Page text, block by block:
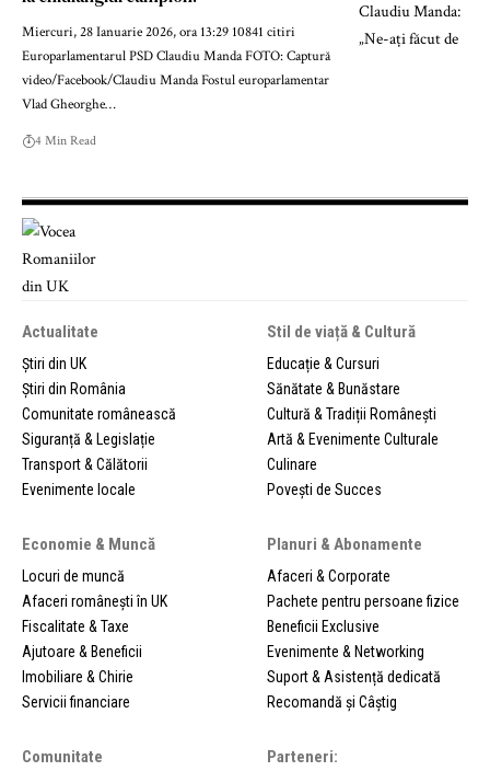
Miercuri, 28 Ianuarie 2026, ora 13:29 10841 citiri
Europarlamentarul PSD Claudiu Manda FOTO: Captură
video/Facebook/Claudiu Manda Fostul europarlamentar
Vlad Gheorghe…
4 Min Read
Actualitate
Știri din UK
Știri din România
Comunitate românească
Siguranță & Legislație
Transport & Călătorii
Evenimente locale
Stil de viață & Cultură
Educație & Cursuri
Sănătate & Bunăstare
Cultură & Tradiții Românești
Artă & Evenimente Culturale
Culinare
Povești de Succes
Economie & Muncă
Locuri de muncă
Afaceri românești în UK
Fiscalitate & Taxe
Ajutoare & Beneficii
Imobiliare & Chirie
Servicii financiare
Planuri & Abonamente
Afaceri & Corporate
Pachete pentru persoane fizice
Beneficii Exclusive
Evenimente & Networking
Suport & Asistență dedicată
Recomandă și Câștig
Comunitate Parteneri: